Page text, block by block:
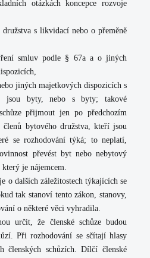
otázkách koncepce rozvoje
s likvidací nebo o přeměně
smluv podle § 67a a o jiných
jiných majetkových dispozicích s
jsou byty, nebo s byty; takové
přijmout jen po předchozím
členů bytového družstva, kteří jsou
se rozhodování týká; to neplatí,
převést byt nebo nebytový
je nájemcem.
o dalších záležitostech týkajících se
tak stanoví tento zákon, stanovy,
o některé věci vyhradila.
určit, že členské schůze budou
Při rozhodování se sčítají hlasy
členských schůzích. Dílčí členské